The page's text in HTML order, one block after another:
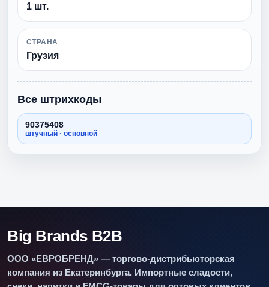
1 шт.
СТРАНА
Грузия
Все штрихкоды
90375408
штучный · основной
Big Brands B2B
ООО «ЕВРОБРЕНД» — торгово-дистрибьюторская
компания из Екатеринбурга. Импортные сладости,